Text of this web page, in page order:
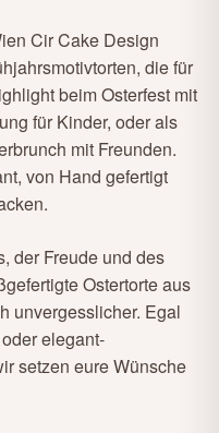
Cir Cake Design
die für
beim Osterfest mit
für Kinder, oder als
mit Freunden.
von Hand gefertigt
der Freude und des
Ostertorte aus
unvergesslicher. Egal
elegant-
setzen eure Wünsche